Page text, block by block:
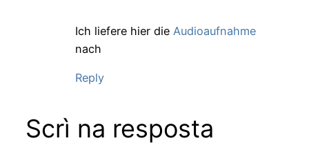
Ich liefere hier die Audioaufnahme
nach
Reply
Scrì na resposta